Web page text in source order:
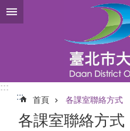
跳到主要內容區塊
:::
:::
首頁 各課室聯絡方式
各課室聯絡方式